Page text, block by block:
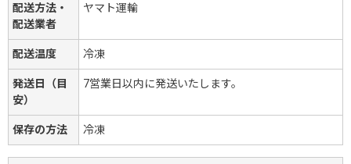
配送方法・
配送業者
ヤマト運輸
配送温度 冷凍
発送日（目
安）
7営業日以内に発送いたします。
保存の方法 冷凍